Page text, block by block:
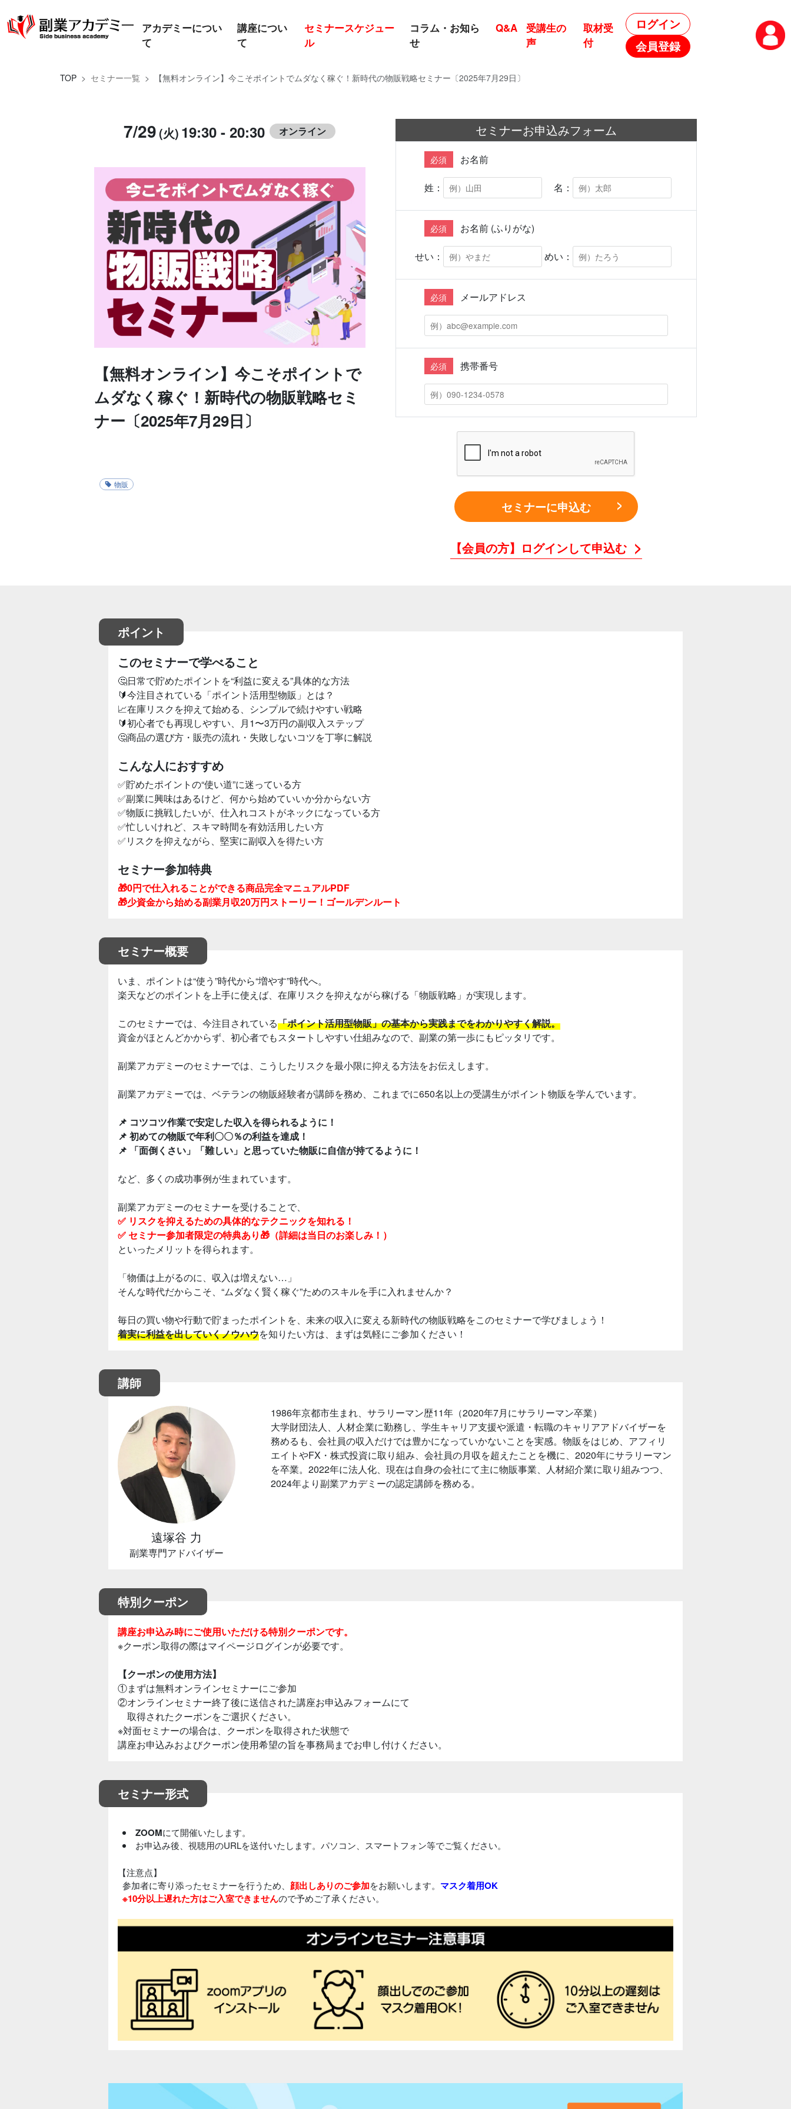
アカデミーについ
て
講座につい
て
セミナースケジュー
ル
コラム・お知ら
せ
Q&A
受講生の
声
取材受
付
ログイン
会員登録
TOP セミナー一覧 【無料オンライン】今こそポイントでムダなく稼ぐ！新時代の物販戦略セミナー〔2025年7月29日〕
7/29(火) 19:30 - 20:30 オンライン
【無料オンライン】今こそポイントで
ムダなく稼ぐ！新時代の物販戦略セミ
ナー〔2025年7月29日〕
物販
セミナーお申込みフォーム
必須 お名前
姓： 名：
必須 お名前 (ふりがな)
せい： めい：
必須 メールアドレス
必須 携帯番号
セミナーに申込む
【会員の方】ログインして申込む
ポイント
このセミナーで学べること
🤔日常で貯めたポイントを“利益に変える”具体的な方法
🔰今注目されている「ポイント活用型物販」とは？
📈在庫リスクを抑えて始める、シンプルで続けやすい戦略
🔰初心者でも再現しやすい、月1〜3万円の副収入ステップ
🤔商品の選び方・販売の流れ・失敗しないコツを丁寧に解説
こんな人におすすめ
✅貯めたポイントの“使い道”に迷っている方
✅副業に興味はあるけど、何から始めていいか分からない方
✅物販に挑戦したいが、仕入れコストがネックになっている方
✅忙しいけれど、スキマ時間を有効活用したい方
✅リスクを抑えながら、堅実に副収入を得たい方
セミナー参加特典
🎁0円で仕入れることができる商品完全マニュアルPDF
🎁少資金から始める副業月収20万円ストーリー！ゴールデンルート
セミナー概要
いま、ポイントは“使う”時代から“増やす”時代へ。
楽天などのポイントを上手に使えば、在庫リスクを抑えながら稼げる「物販戦略」が実現します。
このセミナーでは、今注目されている「ポイント活用型物販」の基本から実践までをわかりやすく解説。
資金がほとんどかからず、初心者でもスタートしやすい仕組みなので、副業の第一歩にもピッタリです。
副業アカデミーのセミナーでは、こうしたリスクを最小限に抑える方法をお伝えします。
副業アカデミーでは、ベテランの物販経験者が講師を務め、これまでに650名以上の受講生がポイント物販を学んでいます。
📌 コツコツ作業で安定した収入を得られるように！
📌 初めての物販で年利〇〇％の利益を達成！
📌 「面倒くさい」「難しい」と思っていた物販に自信が持てるように！
など、多くの成功事例が生まれています。
副業アカデミーのセミナーを受けることで、
✅ リスクを抑えるための具体的なテクニックを知れる！
✅ セミナー参加者限定の特典あり🎁（詳細は当日のお楽しみ！）
といったメリットを得られます。
「物価は上がるのに、収入は増えない…」
そんな時代だからこそ、“ムダなく賢く稼ぐ”ためのスキルを手に入れませんか？
毎日の買い物や行動で貯まったポイントを、未来の収入に変える新時代の物販戦略をこのセミナーで学びましょう！
着実に利益を出していくノウハウを知りたい方は、まずは気軽にご参加ください！
講師
遠塚谷 力
副業専門アドバイザー
1986年京都市生まれ、サラリーマン歴11年（2020年7月にサラリーマン卒業）
大学財団法人、人材企業に勤務し、学生キャリア支援や派遣・転職のキャリアアドバイザーを
務めるも、会社員の収入だけでは豊かになっていかないことを実感。物販をはじめ、アフィリ
エイトやFX・株式投資に取り組み、会社員の月収を超えたことを機に、2020年にサラリーマン
を卒業。2022年に法人化、現在は自身の会社にて主に物販事業、人材紹介業に取り組みつつ、
2024年より副業アカデミーの認定講師を務める。
特別クーポン
講座お申込み時にご使用いただける特別クーポンです。
※クーポン取得の際はマイページログインが必要です。
【クーポンの使用方法】
①まずは無料オンラインセミナーにご参加
②オンラインセミナー終了後に送信された講座お申込みフォームにて
取得されたクーポンをご選択ください。
※対面セミナーの場合は、クーポンを取得された状態で
講座お申込みおよびクーポン使用希望の旨を事務局までお申し付けください。
セミナー形式
ZOOMにて開催いたします。
お申込み後、視聴用のURLを送付いたします。パソコン、スマートフォン等でご覧ください。
【注意点】
参加者に寄り添ったセミナーを行うため、 顔出しありのご参加をお願いします。 マスク着用OK
※10分以上遅れた方はご入室できませんので予めご了承ください。